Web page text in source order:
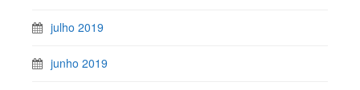
julho 2019
junho 2019